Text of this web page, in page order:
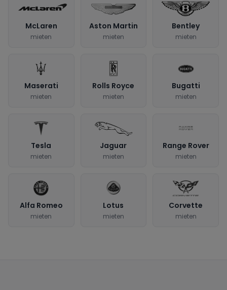
McLaren
mieten
Aston Martin
mieten
Bentley
mieten
Maserati
mieten
Rolls Royce
mieten
Bugatti
mieten
Tesla
mieten
Jaguar
mieten
Range Rover
mieten
Alfa Romeo
mieten
Lotus
mieten
Corvette
mieten